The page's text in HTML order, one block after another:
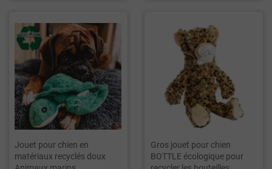
Jouet pour chien en
matériaux recyclés doux
Gros jouet pour chien
BOTTLE écologique pour